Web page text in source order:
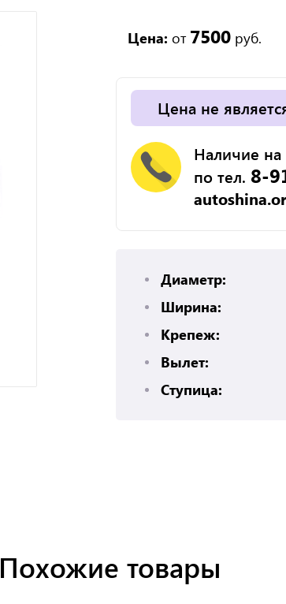
Цена: от 7500руб.
Цена не
Наличие на
по тел. 8-
Диаметр:
Ширина:
Крепеж:
Вылет:
Ступица:
Похожие товары